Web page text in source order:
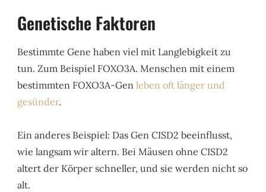
Genetische Faktoren
Bestimmte Gene haben viel mit Langlebigkeit zu
tun. Zum Beispiel FOXO3A. Menschen mit einem
bestimmten FOXO3A-Genleben oft länger und
gesünder.
Ein anderes Beispiel: Das Gen CISD2 beeinflusst,
wie langsam wir altern. Bei Mäusen ohne CISD2
altert der Körper schneller, und sie werden nicht so
alt.